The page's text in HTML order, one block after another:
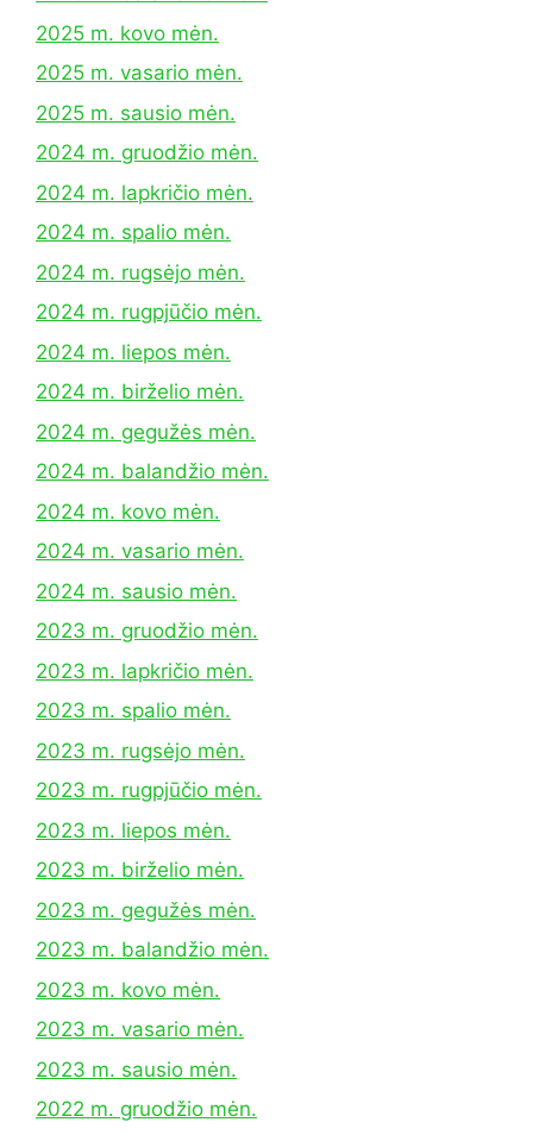
2025 m. kovo mėn.
2025 m. vasario mėn.
2025 m. sausio mėn.
2024 m. gruodžio mėn.
2024 m. lapkričio mėn.
2024 m. spalio mėn.
2024 m. rugsėjo mėn.
2024 m. rugpjūčio mėn.
2024 m. liepos mėn.
2024 m. birželio mėn.
2024 m. gegužės mėn.
2024 m. balandžio mėn.
2024 m. kovo mėn.
2024 m. vasario mėn.
2024 m. sausio mėn.
2023 m. gruodžio mėn.
2023 m. lapkričio mėn.
2023 m. spalio mėn.
2023 m. rugsėjo mėn.
2023 m. rugpjūčio mėn.
2023 m. liepos mėn.
2023 m. birželio mėn.
2023 m. gegužės mėn.
2023 m. balandžio mėn.
2023 m. kovo mėn.
2023 m. vasario mėn.
2023 m. sausio mėn.
2022 m. gruodžio mėn.